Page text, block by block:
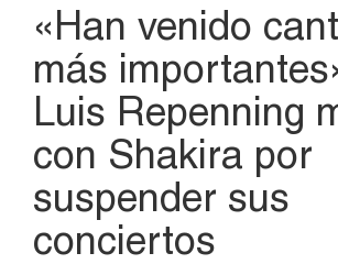
«Han venido
más
Luis Repenning
con Shakira por
suspender sus
conciertos